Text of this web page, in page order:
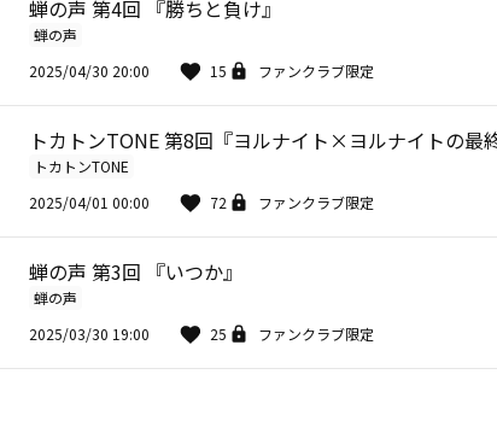
蝉の声 第4回 『勝ちと負け』
蝉の声
2025/04/30 20:00
15 ファンクラブ限定
トカトンTONE 第8回『ヨルナイト×ヨルナイトの最
トカトンTONE
2025/04/01 00:00
72 ファンクラブ限定
蝉の声 第3回 『いつか』
蝉の声
2025/03/30 19:00
25 ファンクラブ限定